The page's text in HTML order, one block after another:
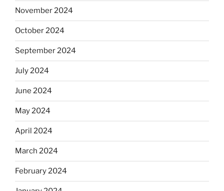
November 2024
October 2024
September 2024
July 2024
June 2024
May 2024
April 2024
March 2024
February 2024